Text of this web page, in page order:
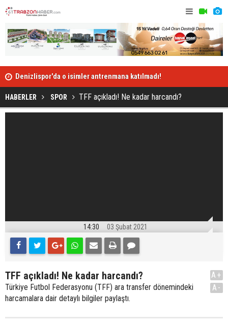
Denizlispor'da o isimler antrenmana katılmadı!
HABERLER SPOR TFF açıkladı! Ne kadar harcandı?
14:30 03 Şubat 2021
TFF açıkladı! Ne kadar harcandı?
Türkiye Futbol Federasyonu (TFF) ara transfer dönemindeki
harcamalara dair detaylı bilgiler paylaştı.
A+
A-